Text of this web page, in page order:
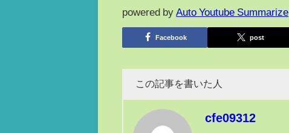
powered by Auto Youtube Summarize
Facebook post
この記事を書いた人
cfe09312